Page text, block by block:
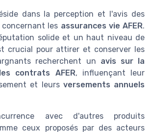
dans la perception et l'avis des
concernant les assurances vie AFER.
solide et un haut niveau de
crucial pour attirer et conserver les
recherchent un avis sur la
contrats AFER, influençant leur
et leurs versements annuels
avec d'autres produits
ceux proposés par des acteurs